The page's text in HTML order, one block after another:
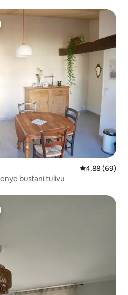
Ukadiriaji wa
4.88 (69)
bustani tulivu